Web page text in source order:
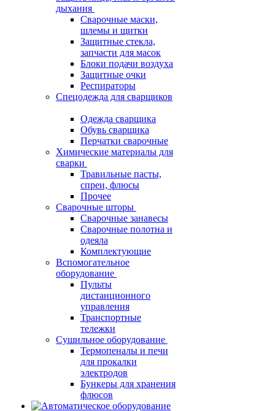
дыхания
Сварочные маски,
шлемы и щитки
Защитные стекла,
запчасти для масок
Блоки подачи воздуха
Защитные очки
Респираторы
Спецодежда для сварщиков
Одежда сварщика
Обувь сварщика
Перчатки сварочные
Химические материалы для
сварки
Травильные пасты,
спреи, флюсы
Прочее
Сварочные шторы
Сварочные занавесы
Сварочные полотна и
одеяла
Комплектующие
Вспомогательное
оборудование
Пульты
дистанционного
управления
Транспортные
тележки
Сушильное оборудование
Термопеналы и печи
для прокалки
электродов
Бункеры для хранения
флюсов